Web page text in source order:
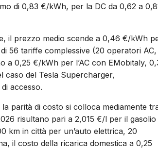
di 0,83 €/kWh, per la DC da 0,62 a
il prezzo medio scende a 0,46 €/kWh
56 tariffe complessive (20 operatori AC,
a 0,25 €/kWh per l’AC con EMobitaly,
caso del Tesla Supercharger,
accesso.
parità di costo si colloca mediamente
risultano pari a 2,015 €/l per il gasolio
km in città per un’auto elettrica, 20
il costo della ricarica domestica a 0,25